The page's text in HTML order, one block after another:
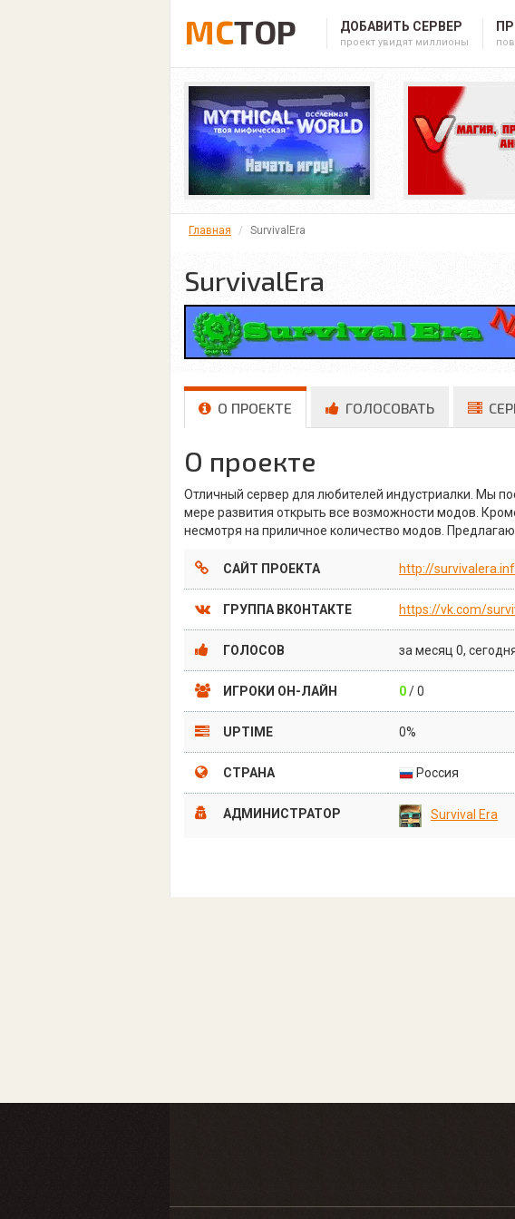
MCTOP ДОБАВИТЬ СЕРВЕР
проект увидят миллионы
Главная SurvivalEra
SurvivalEra
О ПРОЕКТЕ ГОЛОСОВАТЬ
О проекте
Отличный сервер для любителей индустриалки. Мы
мере развития открыть все возможности модов.
несмотря на приличное количество модов.
САЙТ ПРОЕКТА http://
ГРУППА ВКОНТАКТЕ https://vk.com/
ГОЛОСОВ за месяц 0,
ИГРОКИ ОН-ЛАЙН 0/ 0
UPTIME 0%
СТРАНА Россия
АДМИНИСТРАТОР Survival Era